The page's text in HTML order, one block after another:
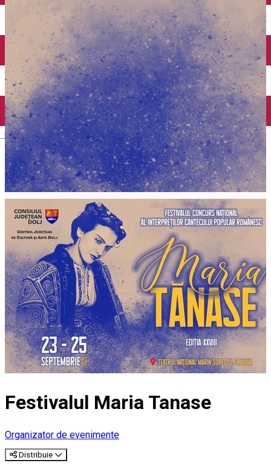
English
Închirieri auto
Închirieri biciclete
Taxi
Încărcare vehicule electrice
Festivalul Maria Tanase
Organizator de evenimente
Distribuie